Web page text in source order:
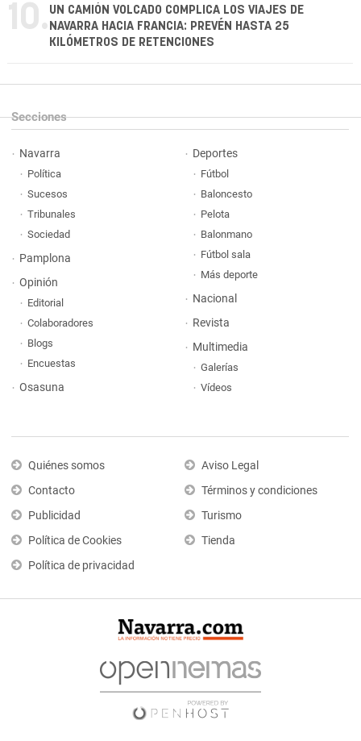
10. UN CAMIÓN VOLCADO COMPLICA LOS VIAJES DE
NAVARRA HACIA FRANCIA: PREVÉN HASTA 25
KILÓMETROS DE RETENCIONES
Secciones
Navarra
Política
Sucesos
Tribunales
Sociedad
Pamplona
Opinión
Editorial
Colaboradores
Blogs
Encuestas
Osasuna
Deportes
Fútbol
Baloncesto
Pelota
Balonmano
Fútbol sala
Más deporte
Nacional
Revista
Multimedia
Galerías
Vídeos
Quiénes somos
Contacto
Publicidad
Política de Cookies
Política de privacidad
Aviso Legal
Términos y condiciones
Turismo
Tienda